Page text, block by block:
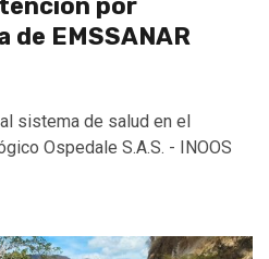
por
de EMSSANAR
sistema de salud en el
Ospedale S.A.S. - INOOS